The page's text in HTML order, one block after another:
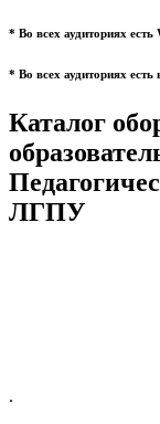
* Во всех аудиториях
* Во всех аудиториях
Каталог
ЛГПУ
.